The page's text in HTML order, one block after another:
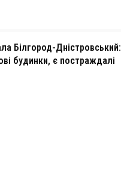
Білгород-Дністровський:
будинки, є постраждалі